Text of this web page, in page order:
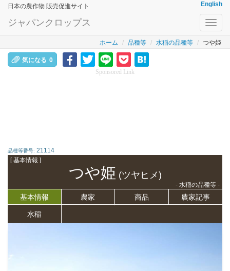
日本の農作物 販売促進サイト English
ジャパンクロップス
ホーム 品種等 水稲の品種等 つや姫
気になる 0
Sponsored Link
品種等番号: 21114
[ 基本情報 ]
つや姫 (ツヤヒメ)
- 水稲の品種等 -
基本情報 農家 商品 農家記事
水稲